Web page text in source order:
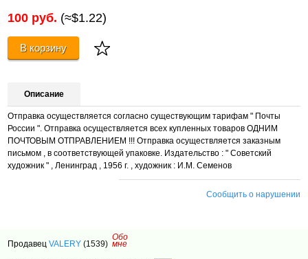
100 руб. (≈$1.22)
В корзину
Описание
Отправка осуществляется согласно существующим тарифам " Почты
России ". Отправка осуществляется всех купленных товаров ОДНИМ
ПОЧТОВЫМ ОТПРАВЛЕНИЕМ !!! Отправка осуществляется заказным
письмом , в соответствующей упаковке. Издательство : " Советский
художник " , Ленинград , 1956 г. , художник : И.М. Семенов
Сообщить о нарушении
ПродавецVALERY (1539)
Обо
мне